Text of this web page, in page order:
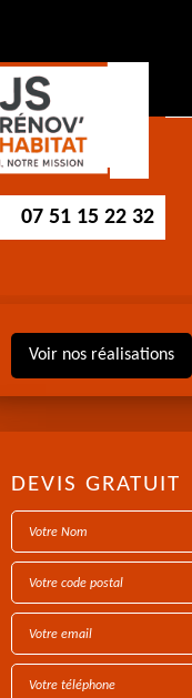
07 51 15 22 32
Voir nos réalisations
DEVIS GRATUIT